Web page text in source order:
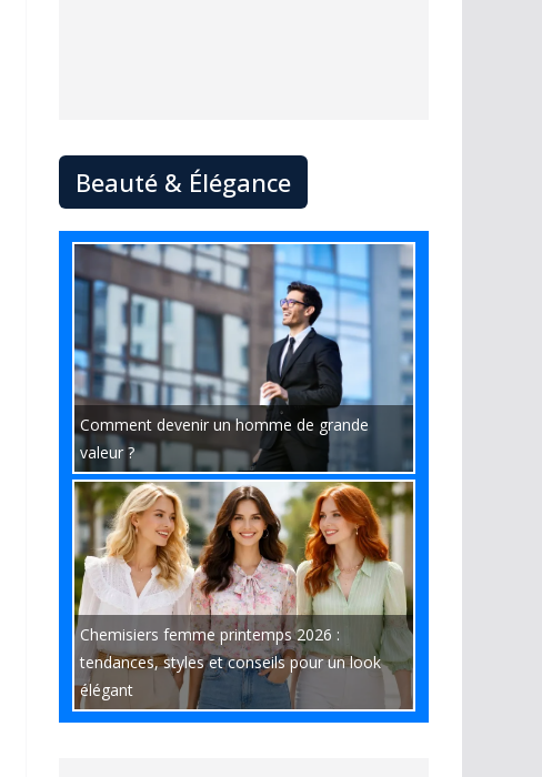
Beauté & Élégance
Comment devenir un homme de grande
valeur ?
Chemisiers femme printemps 2026 :
tendances, styles et conseils pour un look
élégant